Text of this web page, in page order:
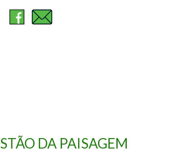
DA PAISAGEM